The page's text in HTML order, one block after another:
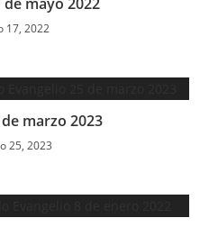
17, 2022
marzo 2023
25, 2023